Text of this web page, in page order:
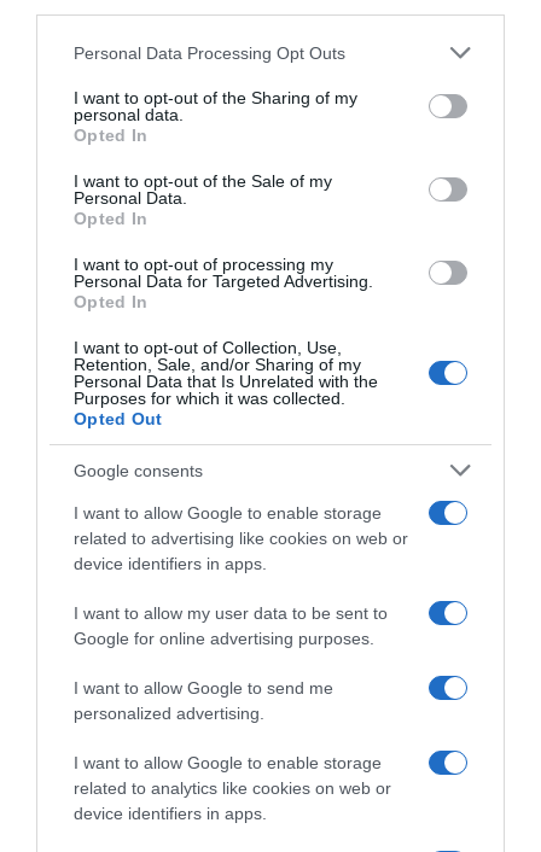
Please note that this website/app uses one or more Google
not limited to your visit or usage behaviour. You may click to
grant or deny consent to Google and its third-party tags to
use your data for below specified purposes in below Google
consent section.
Personal Data Processing Opt Outs
I want to opt-out of the Sharing of my
personal data.
Opted In
I want to opt-out of the Sale of my
Personal Data.
Opted In
I want to opt-out of processing my
Personal Data for Targeted Advertising.
Opted In
I want to opt-out of Collection, Use,
Retention, Sale, and/or Sharing of my
Personal Data that Is Unrelated with the
Purposes for which it was collected.
Opted Out
Google consents
I want to allow Google to enable storage
related to advertising like cookies on web or
device identifiers in apps.
I want to allow my user data to be sent to
Google for online advertising purposes.
I want to allow Google to send me
personalized advertising.
I want to allow Google to enable storage
related to analytics like cookies on web or
device identifiers in apps.
LIFESTYLE
Την Τρίτη στο Α’ νεκροταφείο Αθηνών η
κηδεία του Νίκου Ξανθόπουλου
Το "παιδί του λαού" δεν μένει πια εδώ
23.01.2023 - 08:02